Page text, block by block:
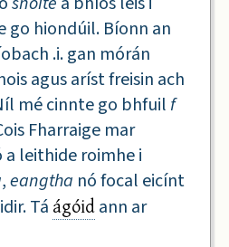
go hiondúil. Bíonn an
.i. gan mórán
agus aríst freisin ach
mé cinnte go bhfuil f
Fharraige mar
a leithide roimhe i
,eangtha nó focal eicínt
Tá ágóidann ar